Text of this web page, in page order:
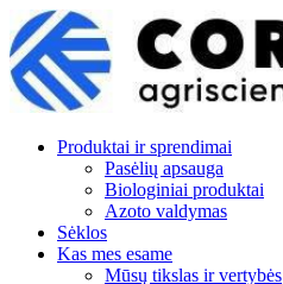
Produktai ir sprendimai
Pasėlių apsauga
Biologiniai produktai
Azoto valdymas
Sėklos
Kas mes esame
Mūsų tikslas ir vertybės